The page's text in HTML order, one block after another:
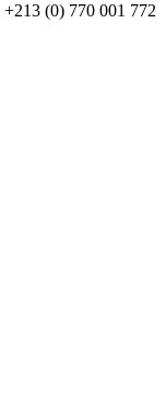
+213 (0) 770 001 772